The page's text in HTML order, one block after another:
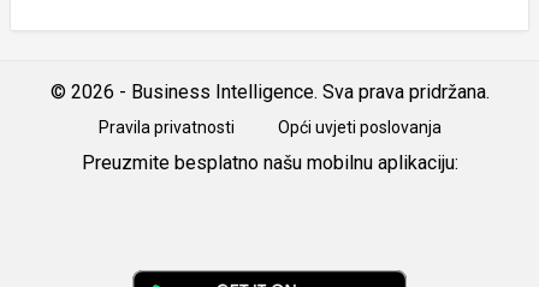
© 2026 - Business Intelligence. Sva prava pridržana.
Pravila privatnosti Opći uvjeti poslovanja
Preuzmite besplatno našu mobilnu aplikaciju: